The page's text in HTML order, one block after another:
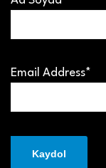
Email Address*